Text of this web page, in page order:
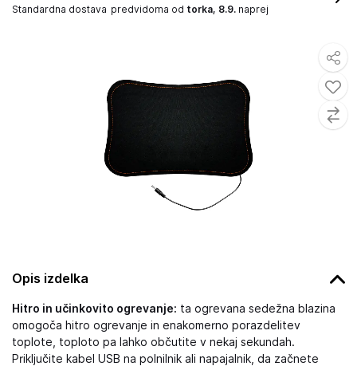
Opis izdelka
Hitro in učinkovito ogrevanje: ta ogrevana sedežna blazina
omogoča hitro ogrevanje in enakomerno porazdelitev
toplote, toploto pa lahko občutite v nekaj sekundah.
Priključite kabel USB na polnilnik ali napajalnik, da začnete
Standardna dostava predvidoma od torka, 8.9. naprej